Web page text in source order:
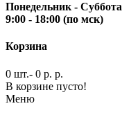
Понедельник - Суббота
9:00 - 18:00 (по мск)
Корзина
0 шт.- 0 р. р.
В корзине пусто!
Меню